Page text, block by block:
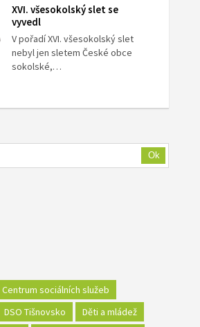
XVI. všesokolský slet se
vyvedl
V pořadí XVI. všesokolský slet
nebyl jen sletem České obce
sokolské,…
Ok
Centrum sociálních služeb
DSO Tišnovsko
Děti a mládež